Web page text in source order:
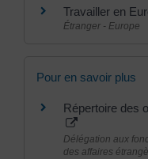
Travailler en
Étranger - Europe
Pour en savoir plus
Répertoire des
Délégation aux
des affaires